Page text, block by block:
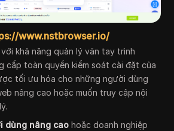
www.nstbrowser.io/
khả năng quản lý vân tay trình
cấp toàn quyền kiểm soát cài đặt của
tối ưu hóa cho những người dùng
nâng cao hoặc muốn truy cập nội
dùng nâng cao hoặc doanh nghiệp